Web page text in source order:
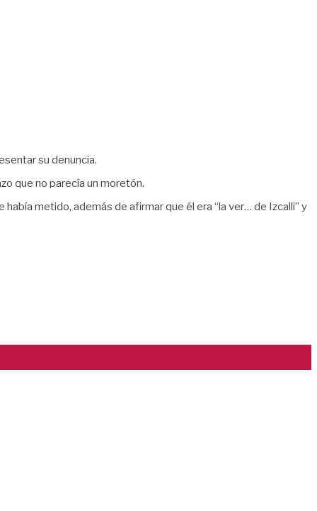
su denuncia.
que no parecía un moretón.
metido, además de afirmar que él era “la ver… de Izcalli” y